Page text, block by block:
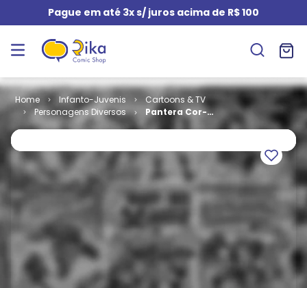
Pague em até 3x s/ juros acima de R$ 100
Infanto-Juvenis
Cartoons & TV
Personagens Diversos
Pantera Cor-